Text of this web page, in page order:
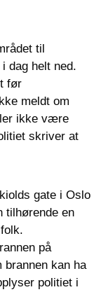
til
dag helt ned.
før
meldt om
ikke være
skriver at
gate i Oslo
tilhørende en
på
brannen kan ha
politiet i